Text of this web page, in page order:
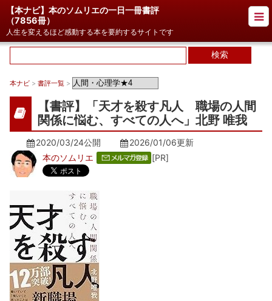
【本ナビ】本のソムリエの一日一冊書評
（7856冊）
人生を変えるほど感動する本を要約するサイトです
本ナビ > 書評一覧 >
【書評】「天才を殺す凡人 職場の人間
関係に悩む、すべての人へ」北野 唯我
2020/03/24公開 2026/01/06更新
本のソムリエ
[PR]